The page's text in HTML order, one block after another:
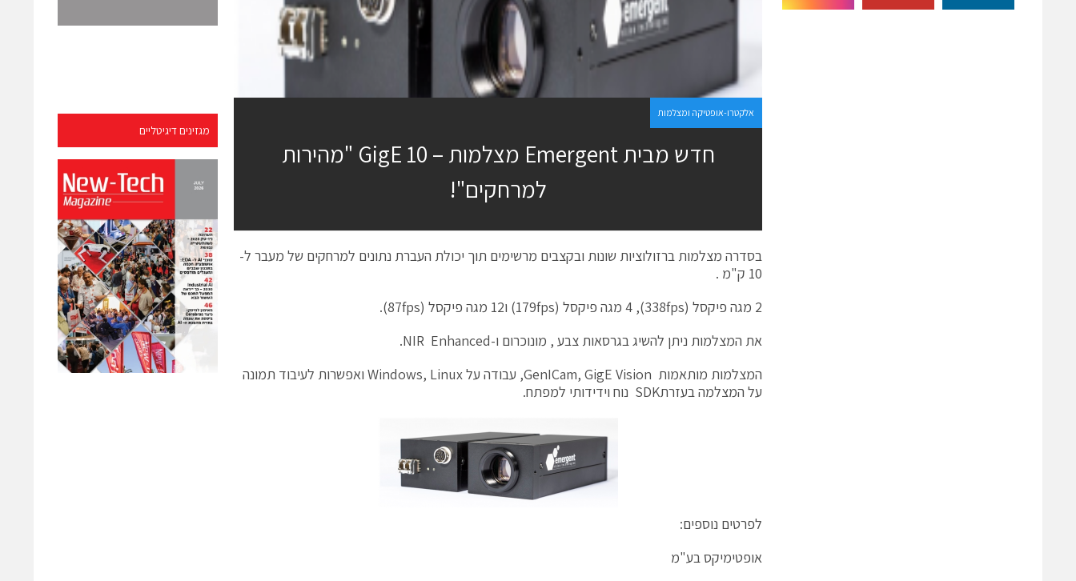
מגזינים דיגיטליים
אלקטרו-אופטיקה ומצלמות
חדש מבית Emergent מצלמות – 10 GigE "מהירות
למרחקים"!
בסדרה מצלמות ברזולוציות שונות ובקצבים מרשימים תוך יכולת העברת נתונים למרחקים של מעבר ל-
10 ק"מ .
2 מגה פיקסל (338fps), 4 מגה פיקסל (179fps) ו12 מגה פיקסל (87fps).
את המצלמות ניתן להשיג בגרסאות צבע , מונוכרום ו-NIR Enhanced.
המצלמות מותאמות GenICam, GigE Vision, עבודה על Windows, Linux ואפשרות לעיבוד תמונה
על המצלמה בעזרתSDK נוח וידידותי למפתח.
לפרטים נוספים:
אופטימיקס בע"מ